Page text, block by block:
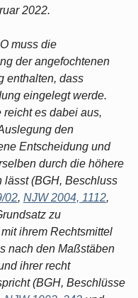
2022.
muss die
der angefochtenen
enthalten, dass
eingelegt werde.
es dabei aus,
den
Entscheidung und
durch die höhere
lässt (BGH, Beschluss
02, NJW 2004, 1112,
zu
ihrem Rechtsmittel
nach den Maßstäben
ihrer recht
(BGH, Beschlüsse